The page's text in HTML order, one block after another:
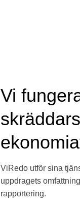
Vi
ViRedo utför sina
uppdragets
rapportering.